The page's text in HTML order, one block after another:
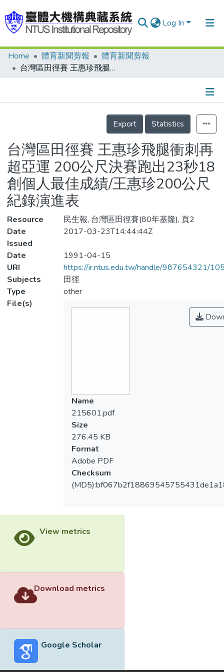
Log In
Communities & Collections
Statistics
Home 體育新聞剪報
體育新聞剪報
台灣區田徑賽 王惠珍飛腿衝刺再超亞運 200公尺決賽跑出23秒18 創個人最佳成績/王惠珍200公尺紀錄演進表
Details
Export
Statistics
台灣區田徑賽 王惠珍飛腿衝刺再
超亞運 200公尺決賽跑出23秒18
創個人最佳成績/王惠珍200公尺
紀錄演進表
Resource
民生報, 台灣區田徑賽(80年基隆), 頁2
Date
Issued
2017-03-23T14:44:44Z
Date
1991-04-15
URI
https://ir.ntus.edu.tw/handle/987654321/
Subjects
田徑
Type
other
File(s)
Name
215601.pdf
Size
276.45 KB
Format
Adobe PDF
Checksum
View metrics
Download metrics
Google Scholar